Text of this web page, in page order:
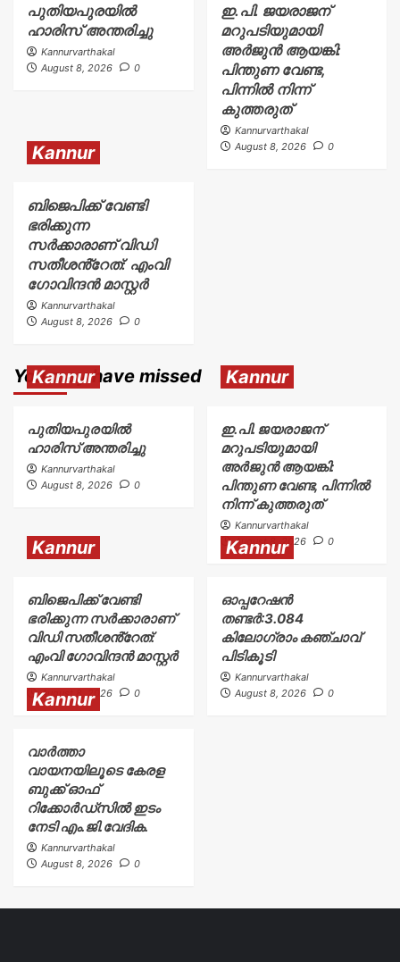
പുതിയപുരയിൽ
ഹാരിസ് അന്തരിച്ചു
Kannurvarthakal
August 8, 2026
0
ഇ.പി. ജയരാജന്
മറുപടിയുമായി
അർജുൻ ആയങ്കി:
പിന്തുണ വേണ്ട,
പിന്നിൽ നിന്ന്
കുത്തരുത്
Kannurvarthakal
August 8, 2026
0
Kannur
ബിജെപിക്ക് വേണ്ടി
ഭരിക്കുന്ന
സർക്കാരാണ് വിഡി
സതീശൻ്റേത്: എംവി
ഗോവിന്ദൻ മാസ്റ്റർ
Kannurvarthakal
August 8, 2026
0
You may have missed
Kannur
പുതിയപുരയിൽ
ഹാരിസ് അന്തരിച്ചു
Kannurvarthakal
August 8, 2026
0
Kannur
ഇ.പി. ജയരാജന്
മറുപടിയുമായി
അർജുൻ ആയങ്കി:
പിന്തുണ വേണ്ട, പിന്നിൽ
നിന്ന് കുത്തരുത്
Kannurvarthakal
August 8, 2026
0
Kannur
ബിജെപിക്ക് വേണ്ടി
ഭരിക്കുന്ന സർക്കാരാണ്
വിഡി സതീശൻ്റേത്:
എംവി ഗോവിന്ദൻ മാസ്റ്റർ
Kannurvarthakal
August 8, 2026
0
Kannur
ഓപ്പറേഷൻ
തണ്ടർ:3.084
കിലോഗ്രാം കഞ്ചാവ്
പിടികൂടി
Kannurvarthakal
August 8, 2026
0
Kannur
വാർത്താ
വായനയിലൂടെ കേരള
ബുക്ക് ഓഫ്
റിക്കോർഡ്സിൽ ഇടം
നേടി എം.ജി.വേദിക.
Kannurvarthakal
August 8, 2026
0